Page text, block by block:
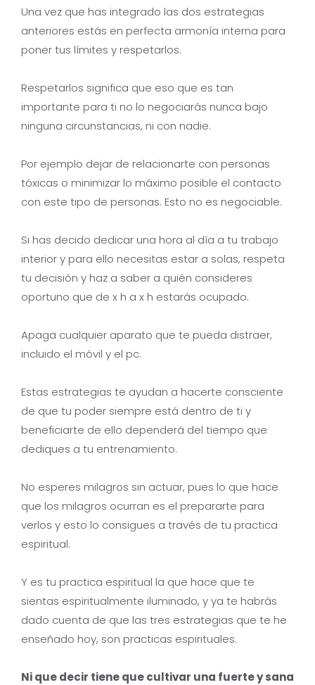
Una vez que has integrado las dos estrategias
anteriores estás en perfecta armonía interna para
poner tus límites y respetarlos.
Respetarlos significa que eso que es tan
importante para ti no lo negociarás nunca bajo
ninguna circunstancias, ni con nadie.
Por ejemplo dejar de relacionarte con personas
tóxicas o minimizar lo máximo posible el contacto
con este tipo de personas. Esto no es negociable.
Si has decido dedicar una hora al día a tu trabajo
interior y para ello necesitas estar a solas, respeta
tu decisión y haz a saber a quién consideres
oportuno que de x h a x h estarás ocupado.
Apaga cualquier aparato que te pueda distraer,
incluido el móvil y el pc.
Estas estrategias te ayudan a hacerte consciente
de que tu poder siempre está dentro de ti y
beneficiarte de ello dependerá del tiempo que
dediques a tu entrenamiento.
No esperes milagros sin actuar, pues lo que hace
que los milagros ocurran es el prepararte para
verlos y esto lo consigues a través de tu practica
espiritual.
Y es tu practica espiritual la que hace que te
sientas espiritualmente iluminado, y ya te habrás
dado cuenta de que las tres estrategias que te he
enseñado hoy, son practicas espirituales.
Ni que decir tiene que cultivar una fuerte y sana